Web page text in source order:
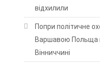
відхилили
Попри політичне
Варшавою Польща
Вінниччині